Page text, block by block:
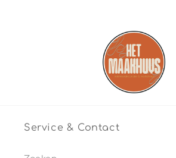
Service & Contact